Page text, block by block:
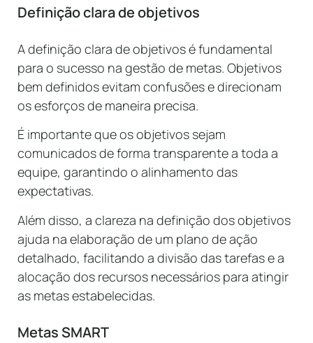
Definição clara de objetivos
A definição clara de objetivos é fundamental
para o sucesso na gestão de metas. Objetivos
bem definidos evitam confusões e direcionam
os esforços de maneira precisa.
É importante que os objetivos sejam
comunicados de forma transparente a toda a
equipe, garantindo o alinhamento das
expectativas.
Além disso, a clareza na definição dos objetivos
ajuda na elaboração de um plano de ação
detalhado, facilitando a divisão das tarefas e a
alocação dos recursos necessários para atingir
as metas estabelecidas.
Metas SMART